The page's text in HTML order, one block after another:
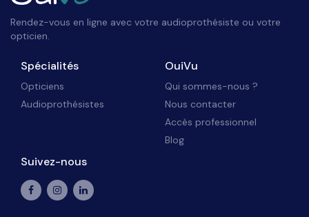
Rendez-vous en ligne avec votre audioprothésiste ou votre
opticien.
Spécialités
Opticiens
Audioprothésistes
OuiVu
Qui sommes-nous ?
Nous contacter
Accès professionnel
Blog
Suivez-nous